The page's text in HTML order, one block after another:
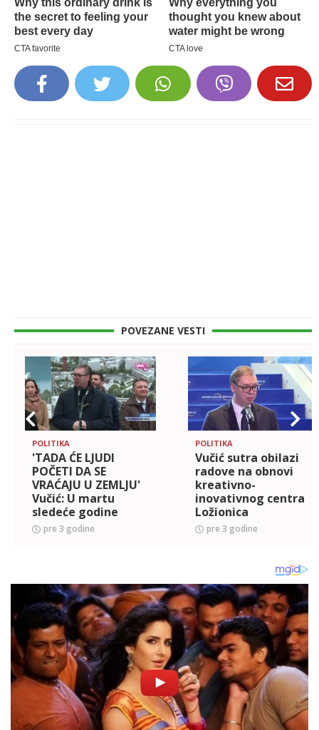
POVEZANE VESTI
POLITIKA
'TADA ĆE LJUDI
POČETI DA SE
VRAĆAJU U ZEMLJU'
Vučić: U martu
sledeće godine
prosečna plata da
pređe magičnu cifru
pre 3 godine
POLITIKA
Vučić sutra obilazi
radove na obnovi
kreativno-
inovativnog centra
Ložionica
pre 3 godine